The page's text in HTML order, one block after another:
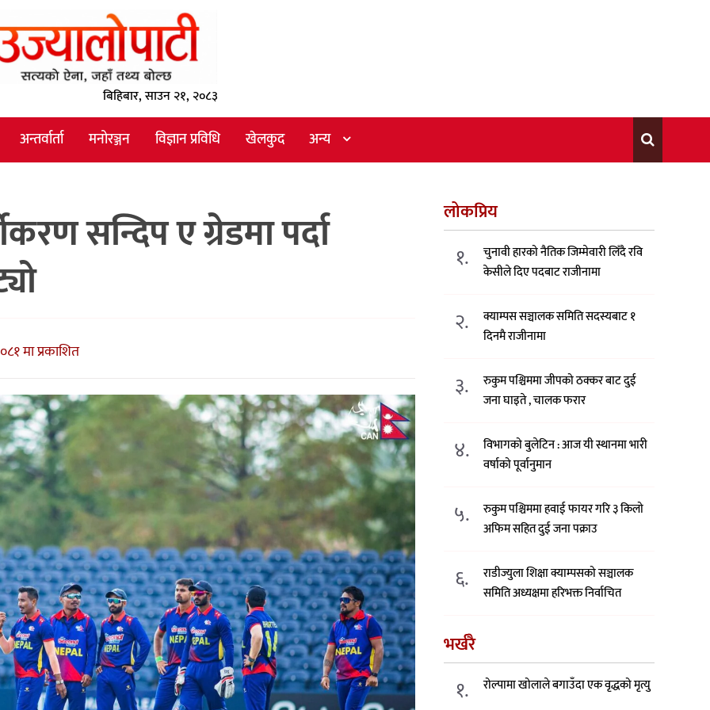
बिहिबार, साउन २१, २०८३
अन्तर्वार्ता मनोरञ्जन विज्ञान प्रविधि खेलकुद अन्य
सन्दिप ए ग्रेडमा पर्दा
मा प्रकाशित
लोकप्रिय
१.
चुनावी हारको नैतिक जिम्मेवारी लिँदै रवि
केसीले दिए पदबाट राजीनामा
२.
क्याम्पस सञ्चालक समिति सदस्यबाट १
दिनमै राजीनामा
३.
रुकुम पश्चिममा जीपको ठक्कर बाट दुई
जना घाइते , चालक फरार
४.
विभागको बुलेटिन : आज यी स्थानमा भारी
वर्षाको पूर्वानुमान
५.
रुकुम पश्चिममा हवाई फायर गरि ३ किलो
अफिम सहित दुई जना पक्राउ
६.
राडीज्युला शिक्षा क्याम्पसको सञ्चालक
समिति अध्यक्षमा हरिभक्त निर्वाचित
भर्खरै
१. रोल्पामा खोलाले बगाउँदा एक वृद्धको मृत्यु